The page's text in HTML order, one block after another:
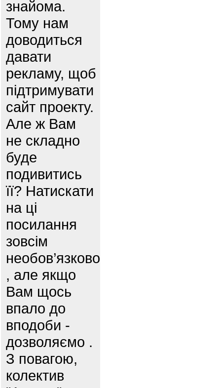
знайома.
Тому нам
доводиться
давати
рекламу, щоб
підтримувати
сайт проекту.
Але ж Вам
не складно
буде
подивитись
її? Натискати
на ці
посилання
зовсім
необов’язково
, але якщо
Вам щось
впало до
вподоби -
дозволяємо .
З повагою,
колектив